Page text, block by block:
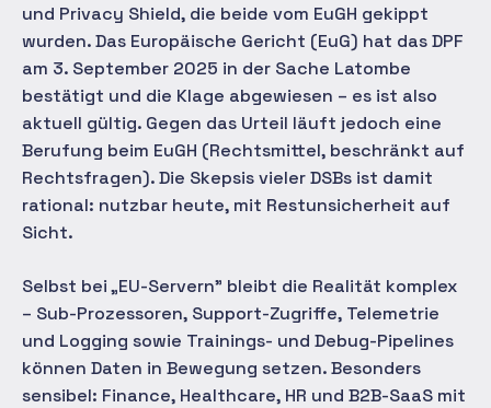
und Privacy Shield, die beide vom EuGH gekippt
wurden. Das Europäische Gericht (EuG) hat das DPF
am 3. September 2025 in der Sache Latombe
bestätigt und die Klage abgewiesen – es ist also
aktuell gültig. Gegen das Urteil läuft jedoch eine
Berufung beim EuGH (Rechtsmittel, beschränkt auf
Rechtsfragen). Die Skepsis vieler DSBs ist damit
rational: nutzbar heute, mit Restunsicherheit auf
Sicht.
Selbst bei „EU-Servern" bleibt die Realität komplex
– Sub-Prozessoren, Support-Zugriffe, Telemetrie
und Logging sowie Trainings- und Debug-Pipelines
können Daten in Bewegung setzen. Besonders
sensibel: Finance, Healthcare, HR und B2B-SaaS mit